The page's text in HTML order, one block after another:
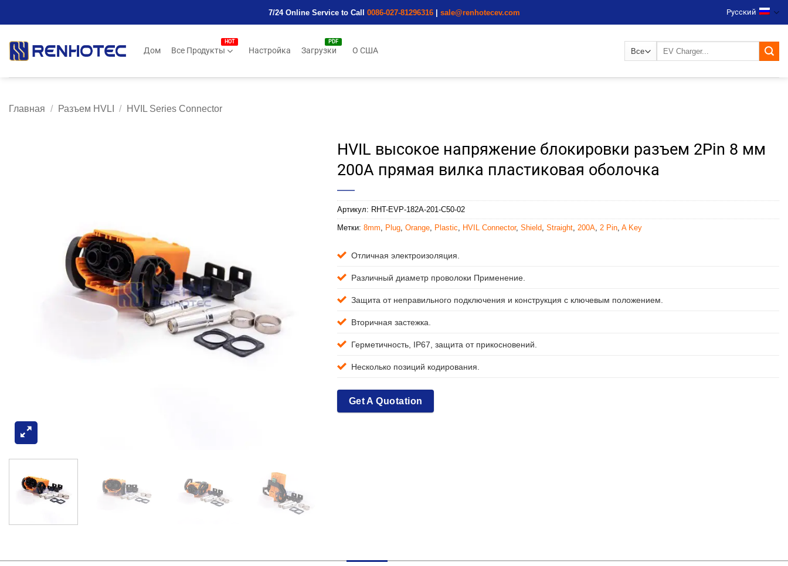
7/24 Online Service to Call 0086-027-81296316| sale@renhotecev.com Русский
Дом Все Продукты Настройка Загрузки О США
Главная / Разъем HVLI / HVIL Series Connector
HVIL высокое напряжение блокировки разъем 2Pin 8 мм
200A прямая вилка пластиковая оболочка
Артикул: RHT-EVP-182A-201-C50-02
Метки: 8mm Plug Orange Plastic HVIL Connector, Shield Straight 200A 2 Pin A Key
Отличная электроизоляция.
Различный диаметр проволоки Применение.
Защита от неправильного подключения и конструкция с ключевым положением.
Вторичная застежка.
Герметичность, IP67, защита от прикосновений.
Несколько позиций кодирования.
Get A Quotation